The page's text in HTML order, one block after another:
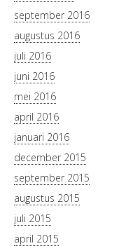
september 2016
augustus 2016
juli 2016
juni 2016
mei 2016
april 2016
januari 2016
december 2015
september 2015
augustus 2015
juli 2015
april 2015